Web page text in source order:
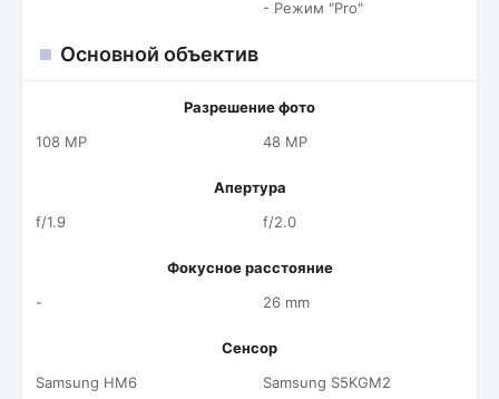
- Режим "Pro"
Основной объектив
Разрешение фото
108 MP
48 MP
Апертура
f/1.9
f/2.0
Фокусное расстояние
-
26 mm
Сенсор
Samsung HM6
Samsung S5KGM2